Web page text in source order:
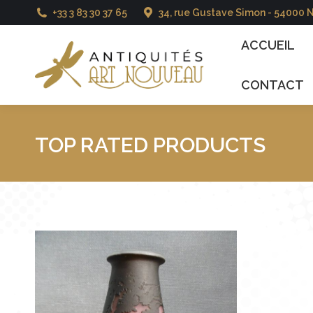
+33 3 83 30 37 65 34, rue Gustave Simon - 54000
ACCUEIL
CONTACT
TOP RATED PRODUCTS
ACCUEIL